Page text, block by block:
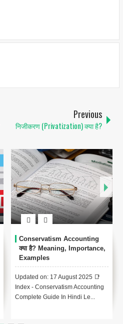
Previous
निजीकरण (Privatization) क्या है?
Economy क्या है? | अर्थव्यवस्था की
सम्पूर्ण जानकारी हिंदी में
Updated on: 16 August 2025 📑
Index - Economy Complete Guide
In Hindi Lesson 1: Economy...